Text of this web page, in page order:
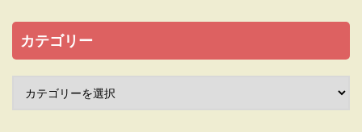
カテゴリー